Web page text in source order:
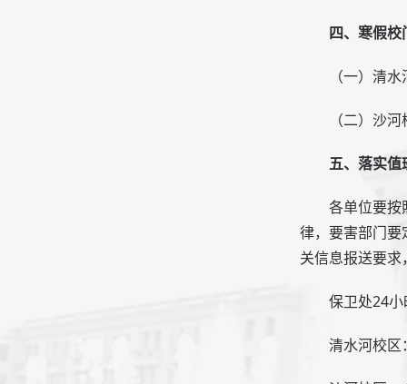
四、寒假校
（一）清
（二）沙
五、落实值
各单位要按
律，要害部门
关信息报送要
保卫处24
清水河校区